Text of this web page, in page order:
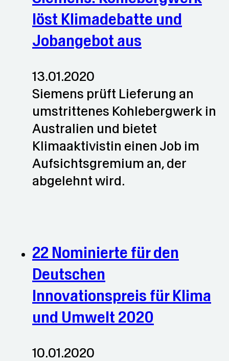
löst Klimadebatte und
Jobangebot aus
13.01.2020
Siemens prüft Lieferung an
umstrittenes Kohlebergwerk in
Australien und bietet
Klimaaktivistin einen Job im
Aufsichtsgremium an, der
abgelehnt wird.
22 Nominierte für den
Deutschen
Innovationspreis für Klima
und Umwelt 2020
10.01.2020